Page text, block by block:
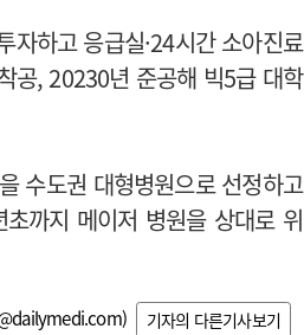
하고 응급실·24시간 소아진료
공, 20230년 준공해 빅5급 대학
수도권 대형병원으로 선정하고
까지 메이저 병원을 상대로 위
) 기자의 다른기사보기